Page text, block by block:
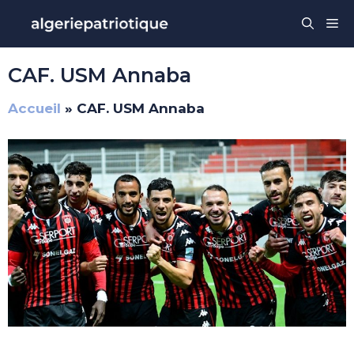
contenu
CAF. USM Annaba
Accueil » CAF. USM Annaba